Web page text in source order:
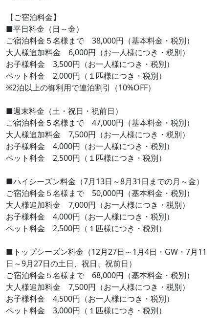
【ご宿泊料金】
■平日料金（日～金）
ご宿泊料金５名様まで 38,000円（基本料金・税別）
大人様追加料金 6,000円（お一人様につき・税別）
お子様料金 3,500円（お一人様につき・税別）
ペット料金 2,000円（１匹様につき・税別）
※2泊以上の御利用で連泊割引（10%OFF）
■週末料金（土・祝日・祝前日）
ご宿泊料金５名様まで 47,000円（基本料金・税別）
大人様追加料金 7,500円（お一人様につき・税別）
お子様料金 4,000円（お一人様につき・税別）
ペット料金 2,500円（１匹様につき・税別）
■ハイシーズン料金（7月13日～8月31日までの月～金）
ご宿泊料金５名様まで 50,000円（基本料金・税別）
大人様追加料金 7,000円（お一人様につき・税別）
お子様料金 4,000円（お一人様につき・税別）
ペット料金 2,500円（１匹様につき・税別）
■トップシーズン料金（12月27日～1月4日・GW・7月11
日～9月27日の土日、祝日、祝前日）
ご宿泊料金５名様まで 68,000円（基本料金・税別）
大人様追加料金 7,500円（お一人様につき・税別）
お子様料金 4,500円（お一人様につき・税別）
ペット料金 3,000円（１匹様につき・税別）